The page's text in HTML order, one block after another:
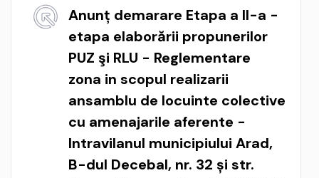
Anunț demarare Etapa a II-a -
etapa elaborării propunerilor
PUZ şi RLU - Reglementare
zona in scopul realizarii
ansamblu de locuinte colective
cu amenajarile aferente -
Intravilanul municipiului Arad,
B-dul Decebal, nr. 32 și str.